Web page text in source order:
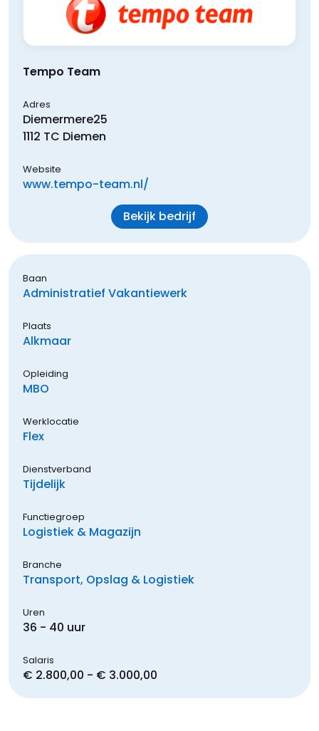
Tempo Team
Adres
Diemermere25
1112 TC Diemen
Website
www.tempo-team.nl/
Bekijk bedrijf
Baan
Administratief Vakantiewerk
Plaats
Alkmaar
Opleiding
MBO
Werklocatie
Flex
Dienstverband
Tijdelijk
Functiegroep
Logistiek & Magazijn
Branche
Transport, Opslag & Logistiek
Uren
36 - 40 uur
Salaris
€ 2.800,00 - € 3.000,00